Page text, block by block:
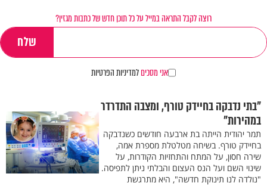
רוצה לקבל התראה במייל על כל תוכן חדש של כתבות מגזין?
אני מסכיםלמדיניות הפרטיות
"בתי נדבקה בחיידק טורף, ומצבה התדרדר
במהירות"
תמר יהודית הייתה בת ארבעה חודשים כשנדבקה
בחיידק טורף. בשיחה מטלטלת מספרת אמה,
שירה חסון, על המתח והתחזיות הקודרות, על
שינוי השם ועל הנס העצום והבלתי ניתן לתפיסה.
"נולדה לנו תינוקת חדשה", היא מתרגשת